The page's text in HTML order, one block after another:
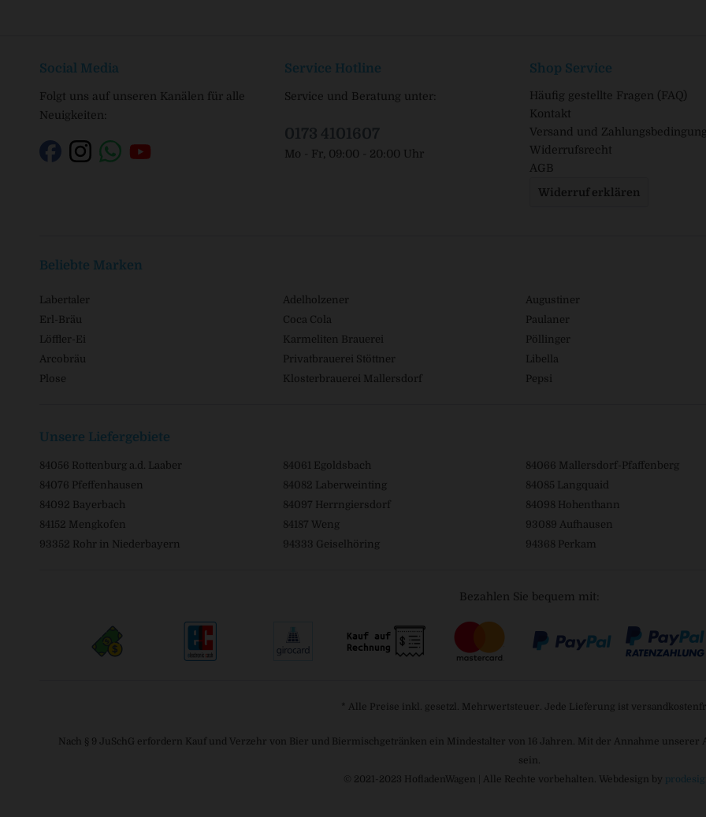
Social Media
Folgt uns auf unseren Kanälen für alle
Neuigkeiten:
Service Hotline
Service und Beratung unter:
0173 4101607
Mo - Fr, 09:00 - 20:00 Uhr
Shop Service
Häufig gestellte Fragen (FAQ)
Kontakt
Versand und
Widerrufsrecht
AGB
Widerruf erklären
Beliebte Marken
Labertaler Adelholzener Augustiner
Erl-Bräu
Coca Cola Paulaner
Löffler-Ei
Karmeliten Brauerei Pöllinger
Arcobräu
Privatbrauerei Stöttner Libella
Plose
Klosterbrauerei Mallersdorf Pepsi
Unsere Liefergebiete
84056 Rottenburg a.d. Laaber 84061 Egoldsbach 84066 Mallersdorf-Pfaffenberg
84076 Pfeffenhausen
84082 Laberweinting 84085 Langquaid
84092 Bayerbach
84097 Herrngiersdorf 84098 Hohenthann
84152 Mengkofen
84187 Weng 93089 Aufhausen
93352 Rohr in Niederbayern
94333 Geiselhöring 94368 Perkam
Bezahlen Sie bequem mit:
* Alle Preise inkl. gesetzl. Mehrwertsteuer. Jede Lieferung ist
Nach § 9 JuSchG erfordern Kauf und Verzehr von Bier und Biermischgetränken ein Mindestalter von 16 Jahren. Mit der Annahme unserer
sein.
© 2021-2023 HofladenWagen | Alle Rechte vorbehalten. Webdesign by